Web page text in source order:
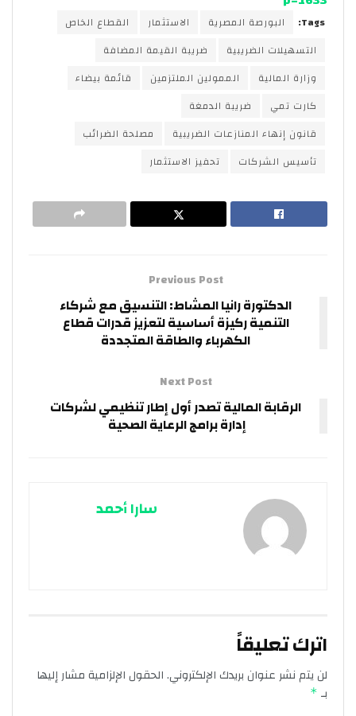
Tags: البورصة المصرية الاستثمار
القطاع الخاص
التسهيلات الضريبية
ضريبة القيمة المضافة
وزارة المالية
الممولين الملتزمين
قائمة بيضاء
كارت تمي
ضريبة الدمغة
قانون إنهاء المنازعات الضريبية
مصلحة الضرائب
تأسيس الشركات
تحفيز الاستثمار
Previous Post
الدكتورة رانيا المشاط: التنسيق مع شركاء
التنمية ركيزة أساسية لتعزيز قدرات قطاع
الكهرباء والطاقة المتجددة
Next Post
الرقابة المالية تصدر أول إطار تنظيمي لشركات
إدارة برامج الرعاية الصحية
سارا أحمد
اترك تعليقاً
لن يتم نشر عنوان بريدك الإلكتروني.الحقول الإلزامية مشار إليها
بـ *